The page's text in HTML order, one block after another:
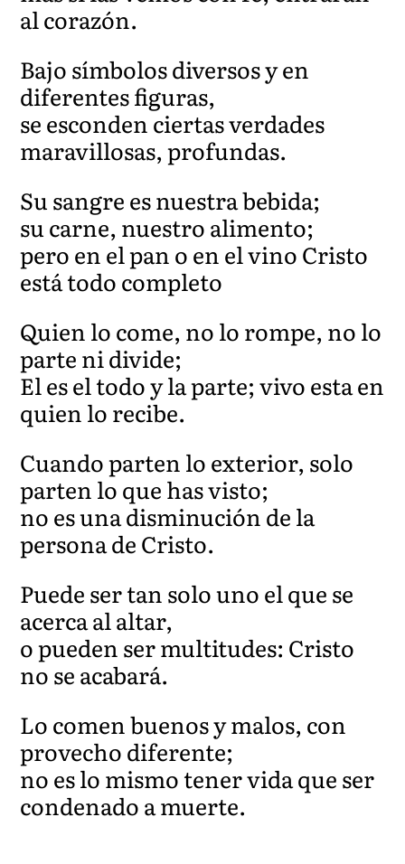
al corazón.
Bajo símbolos diversos y en
diferentes figuras,
se esconden ciertas verdades
maravillosas, profundas.
Su sangre es nuestra bebida;
su carne, nuestro alimento;
pero en el pan o en el vino Cristo
está todo completo
Quien lo come, no lo rompe, no lo
parte ni divide;
El es el todo y la parte; vivo esta en
quien lo recibe.
Cuando parten lo exterior, solo
parten lo que has visto;
no es una disminución de la
persona de Cristo.
Puede ser tan solo uno el que se
acerca al altar,
o pueden ser multitudes: Cristo
no se acabará.
Lo comen buenos y malos, con
provecho diferente;
no es lo mismo tener vida que ser
condenado a muerte.